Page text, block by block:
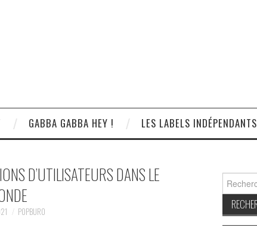
GABBA GABBA HEY ! LES LABELS INDÉPENDANTS
D’UTILISATEURS DANS LE
POPBURO